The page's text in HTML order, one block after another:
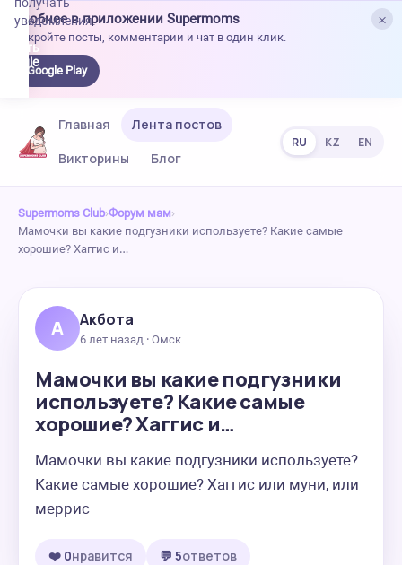
×
Удобнее в приложении Supermoms
Откройте посты, комментарии и чат в один клик.
Google Play
уведомления.
Главная
Лента постов
Викторины
Блог
RU KZ EN
Supermoms Club›Форум мам›
Мамочки вы какие подгузники используете? Какие самые
хорошие? Хаггис и…
А Акбота
6 лет назад · Омск
Мамочки вы какие подгузники
используете? Какие самые
хорошие? Хаггис и…
Мамочки вы какие подгузники используете?
Какие самые хорошие? Хаггис или муни, или
меррис
❤️ 0нравится 💬 5ответов